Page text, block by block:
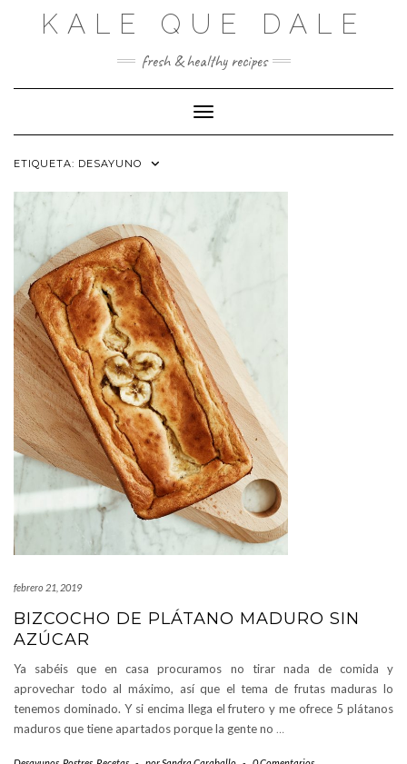
KALE QUE DALE
fresh & healthy recipes
Cambiar modo de navegación
ETIQUETA: DESAYUNO
febrero 21, 2019
BIZCOCHO DE PLÁTANO MADURO SIN
AZÚCAR
Ya sabéis que en casa procuramos no tirar nada de comida y
aprovechar todo al máximo, así que el tema de frutas maduras lo
tenemos dominado. Y si encima llega el frutero y me ofrece 5 plátanos
maduros que tiene apartados porque la gente no …